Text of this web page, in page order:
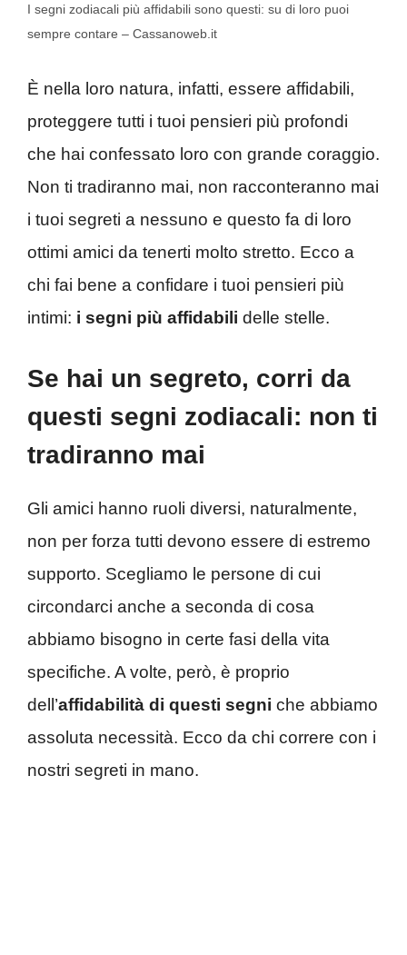
I segni zodiacali più affidabili sono questi: su di loro puoi
sempre contare – Cassanoweb.it
È nella loro natura, infatti, essere affidabili,
proteggere tutti i tuoi pensieri più profondi
che hai confessato loro con grande coraggio.
Non ti tradiranno mai, non racconteranno mai
i tuoi segreti a nessuno e questo fa di loro
ottimi amici da tenerti molto stretto. Ecco a
chi fai bene a confidare i tuoi pensieri più
intimi: i segni più affidabili delle stelle.
Se hai un segreto, corri da
questi segni zodiacali: non ti
tradiranno mai
Gli amici hanno ruoli diversi, naturalmente,
non per forza tutti devono essere di estremo
supporto. Scegliamo le persone di cui
circondarci anche a seconda di cosa
abbiamo bisogno in certe fasi della vita
specifiche. A volte, però, è proprio
dell’affidabilità di questi segni che abbiamo
assoluta necessità. Ecco da chi correre con i
nostri segreti in mano.